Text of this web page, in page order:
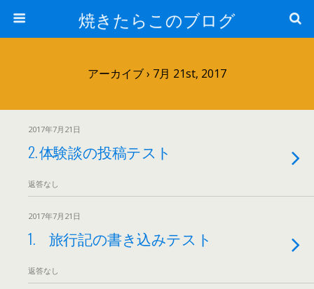
焼きたらこのブログ
アーカイブ › 7月 21st, 2017
2017年7月21日
2. 体験談の投稿テスト
返答なし
2017年7月21日
1. 旅行記の書き込みテスト
返答なし